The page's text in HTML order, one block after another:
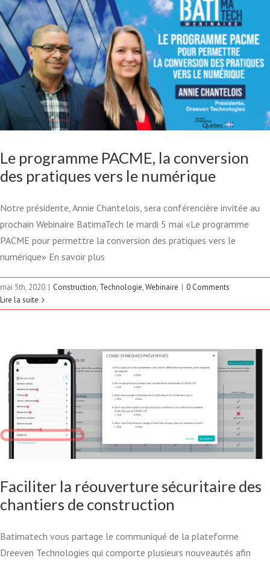
Le programme PACME, la conversion
des pratiques vers le numérique
Notre présidente, Annie Chantelois, sera conférencière invitée au
prochain Webinaire BatimaTech le mardi 5 mai «Le programme
PACME pour permettre la conversion des pratiques vers le
numérique» En savoir plus
mai 5th, 2020 | Construction, Technologie,Webinaire | 0 Comments
Lire la suite
FACILITER LA RÉOUVERTURE
SÉCURITAIRE DES CHANTIERS
Construction COVID-19 Formulaire Rapport journalier
Faciliter la réouverture sécuritaire des
chantiers de construction
Batimatech vous partage le communiqué de la plateforme
Dreeven Technologies qui comporte plusieurs nouveautés afin